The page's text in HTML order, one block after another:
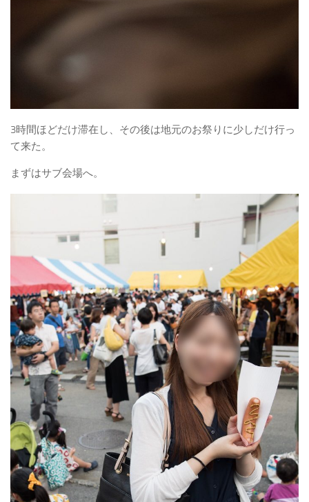
3時間ほどだけ滞在し、その後は地元のお祭りに少しだけ行っ
て来た。
まずはサブ会場へ。